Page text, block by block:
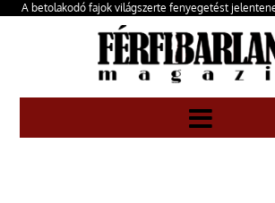
A betolakodó fajok világszerte fenyegetést